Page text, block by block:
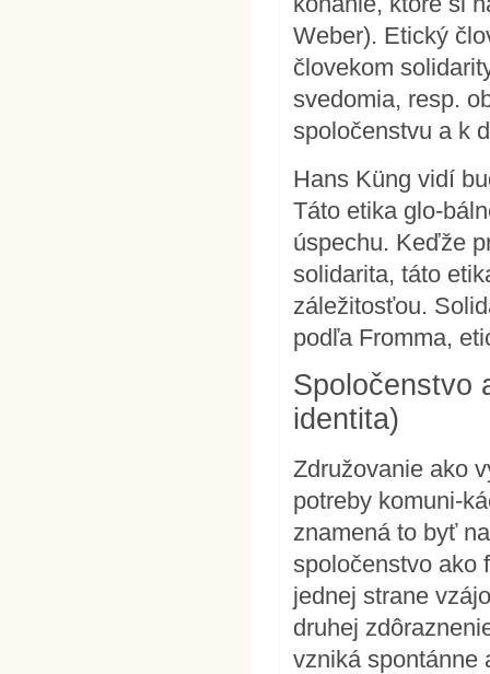
Weber). Etický
človekom
svedomia, resp.
spoločenstvu a k
Hans Küng vidí
Táto etika glo-
úspechu. Keďže
solidarita, táto
záležitosťou.
podľa Fromma,
Spoločenstvo
identita)
Združovanie ako
potreby komuni-
znamená to byť
spoločenstvo ako
jednej strane
druhej
vzniká spontánne